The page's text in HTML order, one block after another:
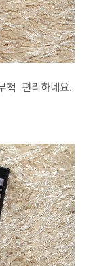
척 편리하네요.